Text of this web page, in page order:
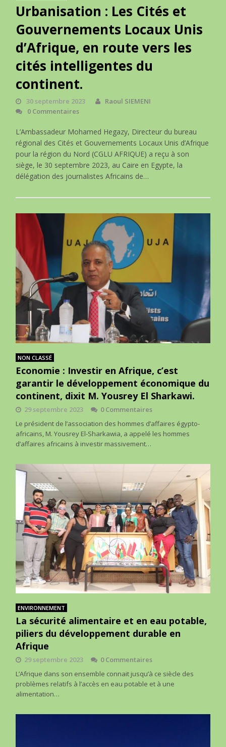
Urbanisation : Les Cités et
Gouvernements Locaux Unis
d’Afrique, en route vers les
cités intelligentes du
continent.
30 septembre 2023
Raoul SIEMENI
0 Commentaires
L’Ambassadeur Mohamed Hegazy, Directeur du bureau
régional des Cités et Gouvernements Locaux Unis d’Afrique
pour la région du Nord (CGLU AFRIQUE) a reçu à son
siège, le 30 septembre 2023, au Caire en Egypte, la
délégation des journalistes Africains de…
NON CLASSÉ
Economie : Investir en Afrique, c’est
garantir le développement économique du
continent, dixit M. Yousrey El Sharkawi.
29 septembre 2023
0 Commentaires
Le président de l’association des hommes d’affaires égypto-
africains, M. Yousrey El-Sharkawia, a appelé les hommes
d’affaires africains à investir massivement…
ENVIRONNEMENT
La sécurité alimentaire et en eau potable,
piliers du développement durable en
Afrique
29 septembre 2023
0 Commentaires
L’Afrique dans son ensemble connait jusqu’à ce siècle des
problèmes relatifs à l’accès en eau potable et à une
alimentation…